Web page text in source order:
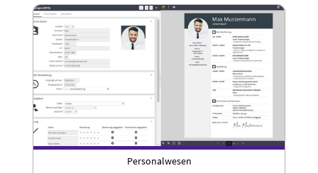
Personalwesen